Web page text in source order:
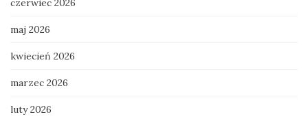
maj 2026
kwiecień 2026
marzec 2026
luty 2026